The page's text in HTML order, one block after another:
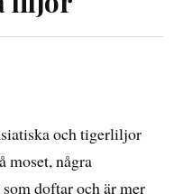
och tigerliljor
moset, några
doftar och är mer